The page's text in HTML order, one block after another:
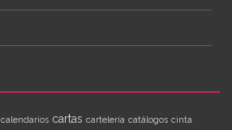
calendarios cartas cartelería catálogos cinta